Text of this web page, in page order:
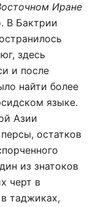
Иране
В Бактрии
здесь
и после
найти более
языке.
Азии
остатков
из знатоков
черт в
таджиках,